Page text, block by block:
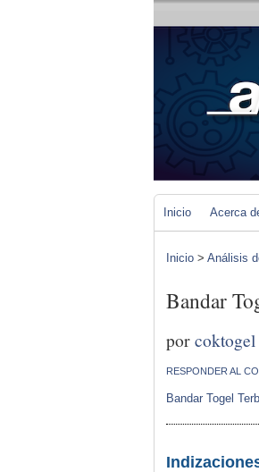
Inicio Acerca
Inicio > Análisis
Bandar
por
RESPONDER AL
Bandar Togel